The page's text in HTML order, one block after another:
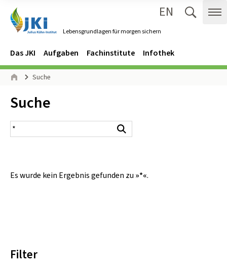
Lebensgrundlagen für morgen sichern
EN
Navigation
Hauptmenü
Das JKI Aufgaben Fachinstitute Infothek
Seitenpfad
Suche
Inhalt:
Suche
Suchergebnis
Es wurde kein Ergebnis gefunden zu »*«.
Filter